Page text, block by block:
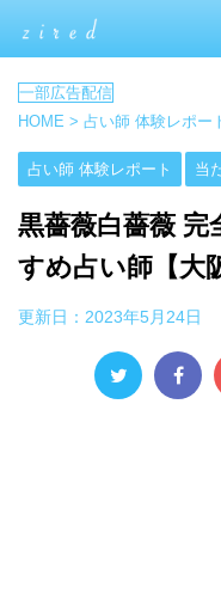
HOME > 占い師 体験レポー
占い師 体験レポート 当
黒薔薇白薔薇
すめ占い師【大
更新日： 2023年5月24日